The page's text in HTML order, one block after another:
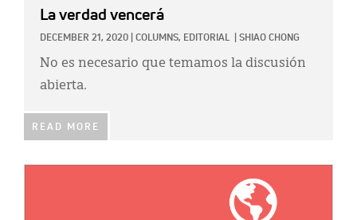
La verdad vencerá
DECEMBER 21, 2020 COLUMNS, EDITORIAL SHIAO CHONG
No es necesario que temamos la discusión
abierta.
READ MORE